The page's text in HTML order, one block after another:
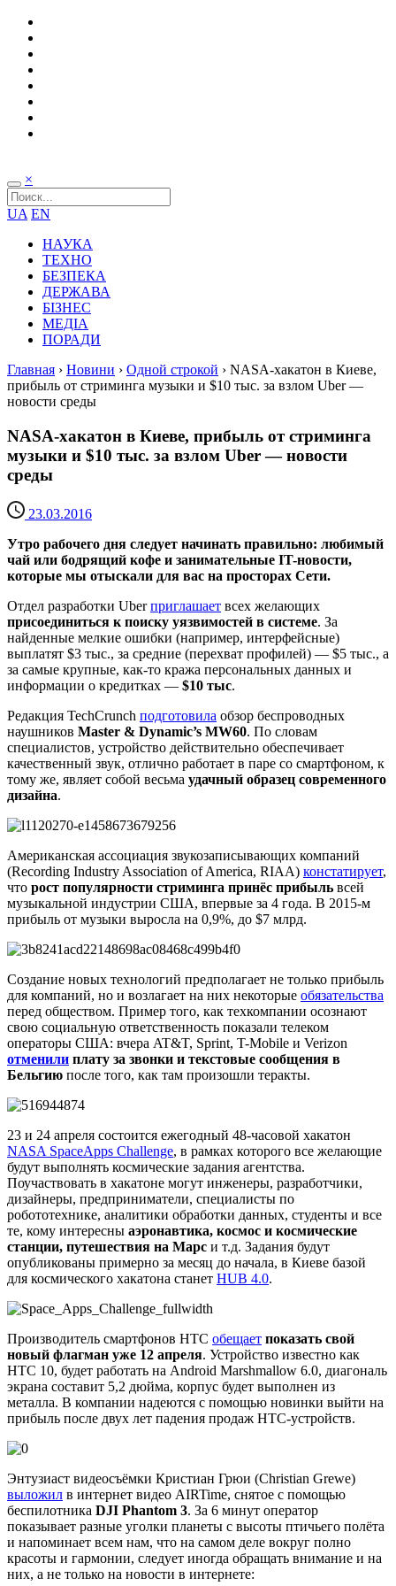
×
UA EN
НАУКА
ТЕХНО
БЕЗПЕКА
ДЕРЖАВА
БІЗНЕС
МЕДІА
ПОРАДИ
Главная › Новини › Одной строкой › NASA-хакатон в Киеве,
прибыль от стриминга музыки и $10 тыс. за взлом Uber —
новости среды
NASA-хакатон в Киеве, прибыль от стриминга
музыки и $10 тыс. за взлом Uber — новости
среды
23.03.2016
Утро рабочего дня следует начинать правильно: любимый
чай или бодрящий кофе и занимательные IT-новости,
которые мы отыскали для вас на просторах Сети.
Отдел разработки Uberприглашает всех желающих
присоединиться к поиску уязвимостей в системе. За
найденные мелкие ошибки (например, интерфейсные)
выплатят $3 тыс., за средние (перехват профилей) — $5 тыс., а
за самые крупные, как-то кража персональных данных и
информации о кредитках — $10 тыс.
Редакция TechCrunch подготовила обзор беспроводных
наушников Master & Dynamic’s MW60. По словам
специалистов, устройство действительно обеспечивает
качественный звук, отлично работает в паре со смартфоном, к
тому же, являет собой весьма удачный образец современного
дизайна.
Американская ассоциация звукозаписывающих компаний
(Recording Industry Association of America, RIAA) констатирует,
что рост популярности стриминга принёс прибыль всей
музыкальной индустрии США, впервые за 4 года. В 2015-м
прибыль от музыки выросла на 0,9%, до $7 млрд.
Создание новых технологий предполагает не только прибыль
для компаний, но и возлагает на них некоторые обязательства
перед обществом. Пример того, как техкомпании осознают
свою социальную ответственность показали телеком
операторы США: вчера AT&T, Sprint, T-Mobile и Verizon
отменили плату за звонки и текстовые сообщения в
Бельгию после того, как там произошли теракты.
23 и 24 апреля состоится ежегодный 48-часовой хакатон
NASA SpaceApps Challenge, в рамках которого все желающие
будут выполнять космические задания агентства.
Поучаствовать в хакатоне могут инженеры, разработчики,
дизайнеры, предприниматели, специалисты по
робототехнике, аналитики обработки данных, студенты и все
те, кому интересны аэронавтика, космос и космические
станции, путешествия на Марс и т.д. Задания будут
опубликованы примерно за месяц до начала, в Киеве базой
для космического хакатона станет HUB 4.0.
Производитель смартфонов HTC обещает показать свой
новый флагман уже 12 апреля. Устройство известно как
HTC 10, будет работать на Android Marshmallow 6.0, диагональ
экрана составит 5,2 дюйма, корпус будет выполнен из
металла. В компании надеются с помощью новинки выйти на
прибыль после двух лет падения продаж HTC-устройств.
Энтузиаст видеосъёмки Кристиан Грюи (Christian Grewe)
выложил в интернет видео AIRTime, снятое с помощью
беспилотника DJI Phantom 3. За 6 минут оператор
показывает разные уголки планеты с высоты птичьего полёта
и напоминает всем нам, что на самом деле вокруг полно
красоты и гармонии, следует иногда обращать внимание и на
них, а не только на новости в интернете: